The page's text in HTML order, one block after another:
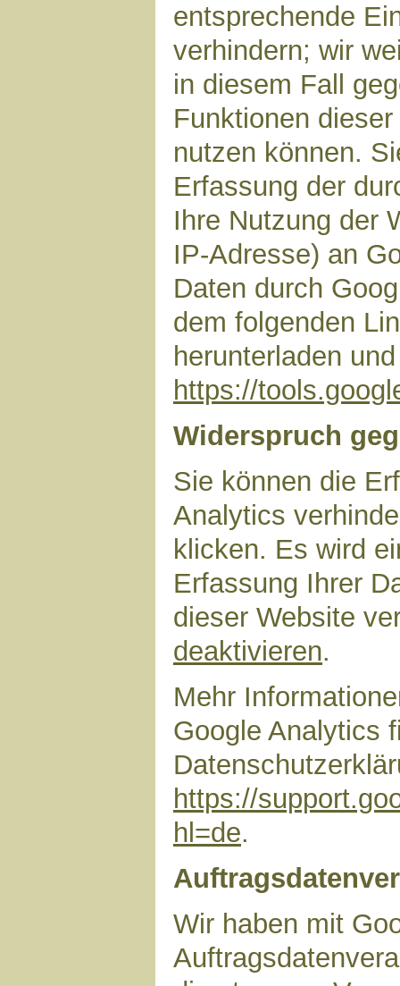
entsprechende
verhindern; wir
in diesem Fall
Funktionen
nutzen können.
Erfassung der
Ihre Nutzung der
IP-Adresse) an
Daten durch
dem folgenden
herunterladen
https://
Widerspruch
Sie können die
Analytics
klicken. Es wird
Erfassung Ihrer
dieser Website
deaktivieren.
Mehr
Google Analytics
https://
hl=de.
Wir haben mit